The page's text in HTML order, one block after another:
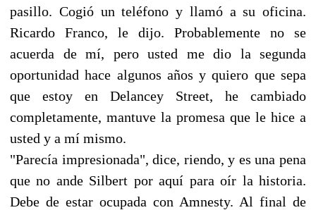
pasillo. Cogió un teléfono y llamó a su oficina.
Ricardo Franco, le dijo. Probablemente no se
acuerda de mí, pero usted me dio la segunda
oportunidad hace algunos años y quiero que sepa
que estoy en Delancey Street, he cambiado
completamente, mantuve la promesa que le hice a
usted y a mí mismo.
"Parecía impresionada", dice, riendo, y es una pena
que no ande Silbert por aquí para oír la historia.
Debe de estar ocupada con Amnesty. Al final de